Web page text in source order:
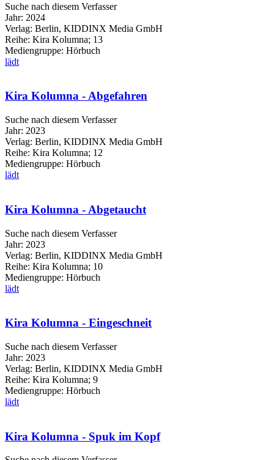
Suche nach diesem Verfasser
Jahr: 2024
Verlag: Berlin, KIDDINX Media GmbH
Reihe: Kira Kolumna; 13
Mediengruppe: Hörbuch
lädt
Kira Kolumna - Abgefahren
Suche nach diesem Verfasser
Jahr: 2023
Verlag: Berlin, KIDDINX Media GmbH
Reihe: Kira Kolumna; 12
Mediengruppe: Hörbuch
lädt
Kira Kolumna - Abgetaucht
Suche nach diesem Verfasser
Jahr: 2023
Verlag: Berlin, KIDDINX Media GmbH
Reihe: Kira Kolumna; 10
Mediengruppe: Hörbuch
lädt
Kira Kolumna - Eingeschneit
Suche nach diesem Verfasser
Jahr: 2023
Verlag: Berlin, KIDDINX Media GmbH
Reihe: Kira Kolumna; 9
Mediengruppe: Hörbuch
lädt
Kira Kolumna - Spuk im Kopf